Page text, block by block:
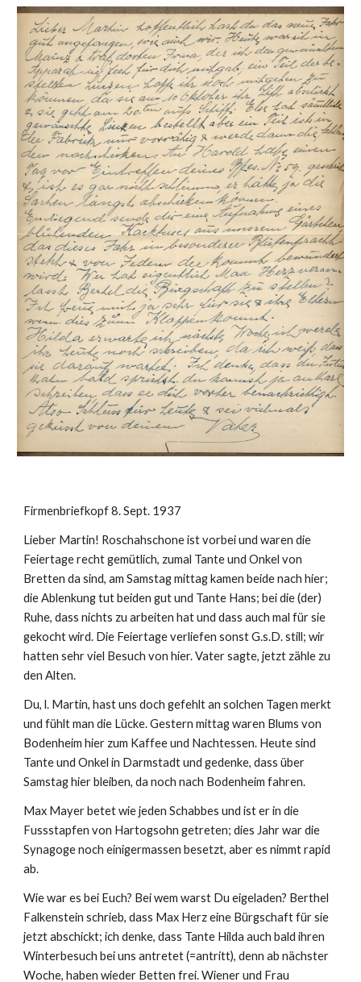
Firmenbriefkopf 8. Sept. 1937
Lieber Martin! Roschahschone ist vorbei und waren die
Feiertage recht gemütlich, zumal Tante und Onkel von
Bretten da sind, am Samstag mittag kamen beide nach hier;
die Ablenkung tut beiden gut und Tante Hans; bei die (der)
Ruhe, dass nichts zu arbeiten hat und dass auch mal für sie
gekocht wird. Die Feiertage verliefen sonst G.s.D. still; wir
hatten sehr viel Besuch von hier. Vater sagte, jetzt zähle zu
den Alten.
Du, l. Martin, hast uns doch gefehlt an solchen Tagen merkt
und fühlt man die Lücke. Gestern mittag waren Blums von
Bodenheim hier zum Kaffee und Nachtessen. Heute sind
Tante und Onkel in Darmstadt und gedenke, dass über
Samstag hier bleiben, da noch nach Bodenheim fahren.
Max Mayer betet wie jeden Schabbes und ist er in die
Fussstapfen von Hartogsohn getreten; dies Jahr war die
Synagoge noch einigermassen besetzt, aber es nimmt rapid
ab.
Wie war es bei Euch? Bei wem warst Du eigeladen? Berthel
Falkenstein schrieb, dass Max Herz eine Bürgschaft für sie
jetzt abschickt; ich denke, dass Tante Hilda auch bald ihren
Winterbesuch bei uns antretet (=antritt), denn ab nächster
Woche, haben wieder Betten frei. Wiener und Frau